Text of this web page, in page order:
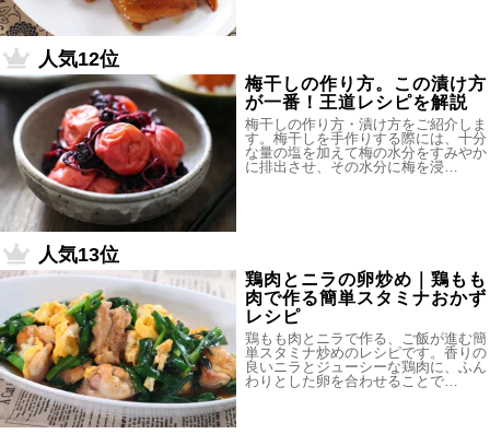
人気12位
梅干しの作り方。この漬け方
が一番！王道レシピを解説
梅干しの作り方・漬け方をご紹介しま
す。梅干しを手作りする際には、十分
な量の塩を加えて梅の水分をすみやか
に排出させ、その水分に梅を浸…
人気13位
鶏肉とニラの卵炒め｜鶏もも
肉で作る簡単スタミナおかず
レシピ
鶏もも肉とニラで作る、ご飯が進む簡
単スタミナ炒めのレシピです。香りの
良いニラとジューシーな鶏肉に、ふん
わりとした卵を合わせることで…